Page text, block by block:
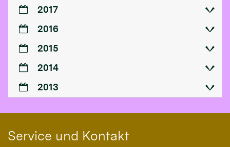
2017
2016
2015
2014
2013
Service und Kontakt